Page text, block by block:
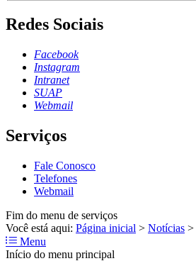
Redes Sociais
Facebook
Instagram
Intranet
SUAP
Webmail
Serviços
Fale Conosco
Telefones
Webmail
Fim do menu de serviços
Você está aqui: Página inicial > Notícias >
Menu
Início do menu principal